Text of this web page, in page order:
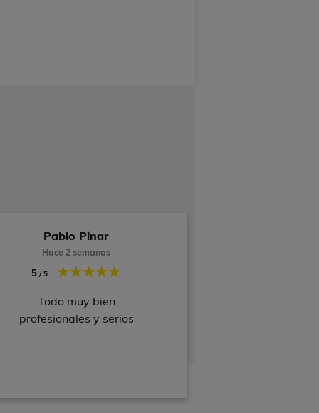
Pablo Pinar
Hace 2 semanas
5/ 5
Todo muy bien
profesionales y serios